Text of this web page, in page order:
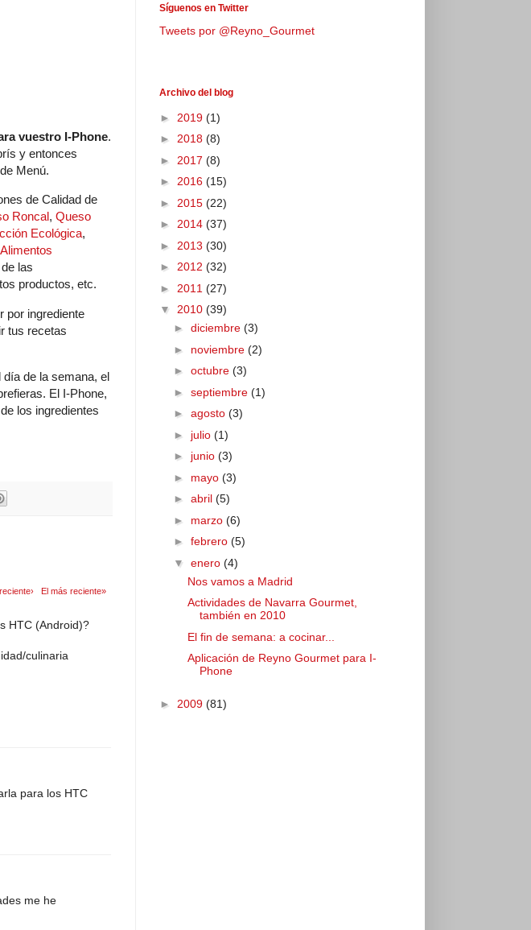
vuestro I-Phone.
y entonces
Menú.
de Calidad de
Roncal, Queso
Ecológica,
Alimentos
las
productos, etc.
por ingrediente
tus recetas
de la semana, el
El I-Phone,
los ingredientes
El más reciente»
HTC (Android)?
culinaria
para los HTC
me he
Síguenos en Twitter
Tweets por @Reyno_Gourmet
Archivo del blog
► 2019 (1)
► 2018 (8)
► 2017 (8)
► 2016 (15)
► 2015 (22)
► 2014 (37)
► 2013 (30)
► 2012 (32)
► 2011 (27)
▼ 2010 (39)
► diciembre (3)
► noviembre (2)
► octubre (3)
► septiembre (1)
► agosto (3)
► julio (1)
► junio (3)
► mayo (3)
► abril (5)
► marzo (6)
► febrero (5)
▼ enero (4)
Nos vamos a Madrid
Actividades de Navarra Gourmet,
también en 2010
El fin de semana: a cocinar...
Aplicación de Reyno Gourmet para I-
Phone
► 2009 (81)